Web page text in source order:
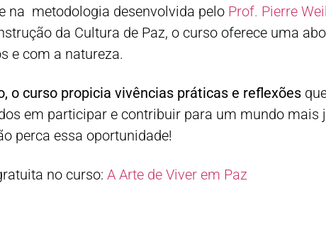
na metodologia desenvolvida pelo Prof. Pierre Weil
da Cultura de Paz, o curso oferece uma
e com a natureza.
o curso propicia vivências práticas e reflexões
em participar e contribuir para um mundo mais
perca essa oportunidade!
no curso: A Arte de Viver em Paz